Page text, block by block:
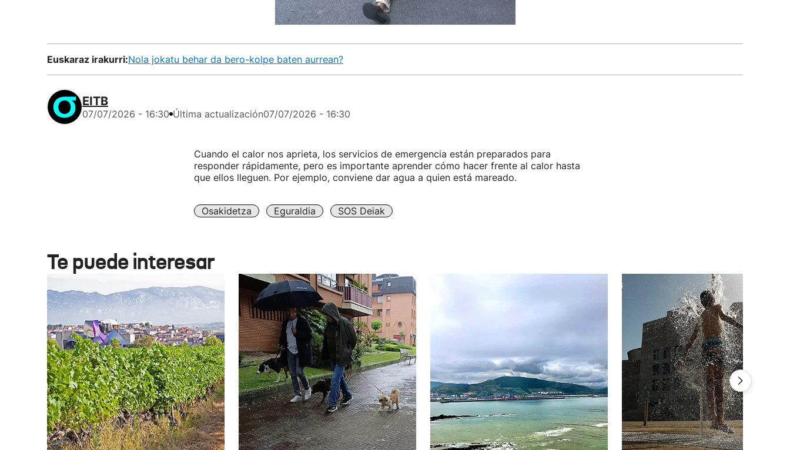
Euskaraz irakurri:Nola jokatu behar da bero-kolpe baten aurrean?
EITB
07/07/2026 - 16:30 Última actualización07/07/2026 - 16:30
Cuando el calor nos aprieta, los servicios de emergencia están preparados para
responder rápidamente, pero es importante aprender cómo hacer frente al calor hasta
que ellos lleguen. Por ejemplo, conviene dar agua a quien está mareado.
Osakidetza Eguraldia SOS Deiak
Te puede interesar